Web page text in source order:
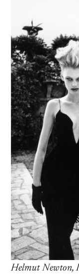
Helmut Newton,